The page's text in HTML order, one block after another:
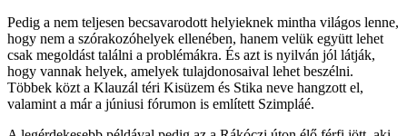
Pedig a nem teljesen becsavarodott helyieknek mintha világos lenne,
hogy nem a szórakozóhelyek ellenében, hanem velük együtt lehet
csak megoldást találni a problémákra. És azt is nyilván jól látják,
hogy vannak helyek, amelyek tulajdonosaival lehet beszélni.
Többek közt a Klauzál téri Kisüzem és Stika neve hangzott el,
valamint a már a júniusi fórumon is említett Szimpláé.